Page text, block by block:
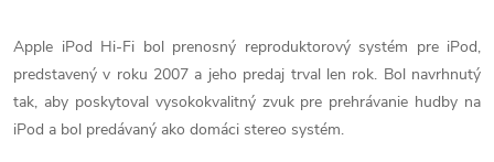
Apple iPod Hi-Fi bol prenosný reproduktorový systém pre iPod,
predstavený v roku 2007 a jeho predaj trval len rok. Bol navrhnutý
tak, aby poskytoval vysokokvalitný zvuk pre prehrávanie hudby na
iPod a bol predávaný ako domáci stereo systém.